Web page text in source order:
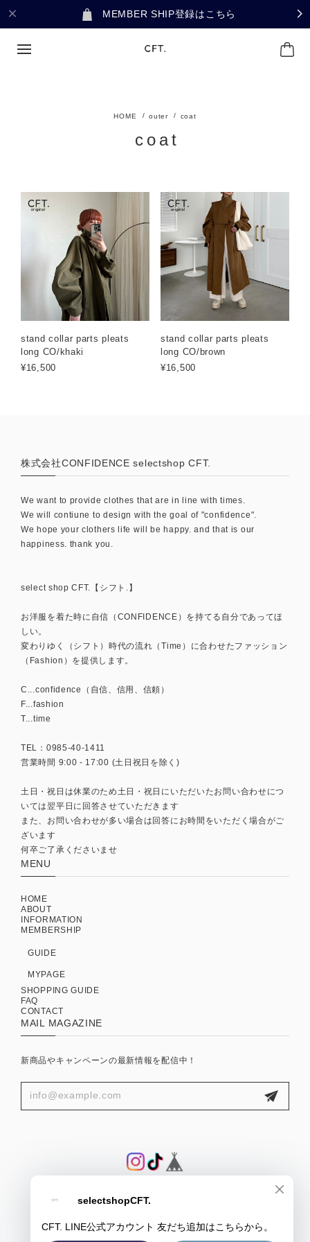
MEMBER SHIP登録はこちら
outer coat
coat
stand collar parts pleats
long CO/khaki
¥16,500
stand collar parts pleats
long CO/brown
¥16,500
株式会社CONFIDENCE selectshop CFT.
We want to provide clothes that are in line with times.
We will contiune to design with the goal of "confidence".
We hope your clothers life will be happy. and that is our
happiness. thank you.
select shop CFT.【シフト.】
お洋服を着た時に自信（CONFIDENCE）を持てる自分であってほ
しい。
変わりゆく（シフト）時代の流れ（Time）に合わせたファッション
（Fashion）を提供します。
C...confidence（自信、信用、信頼）
F...fashion
T...time
TEL：0985-40-1411
営業時間 9:00 - 17:00 (土日祝日を除く)
土日・祝日は休業のため土日・祝日にいただいたお問い合わせにつ
いては翌平日に回答させていただきます
また、お問い合わせが多い場合は回答にお時間をいただく場合がご
ざいます
何卒ご了承くださいませ
MENU
HOME
ABOUT
INFORMATION
MEMBERSHIP
GUIDE
MYPAGE
SHOPPING GUIDE
FAQ
CONTACT
MAIL MAGAZINE
新商品やキャンペーンの最新情報を配信中！